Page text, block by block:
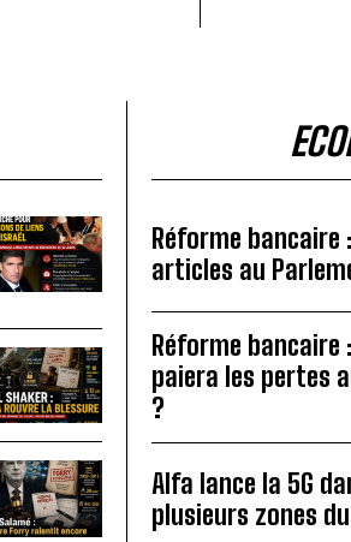
Réforme bancaire
articles au
Réforme bancaire
paiera les pertes
?
Alfa lance la 5G
plusieurs zones